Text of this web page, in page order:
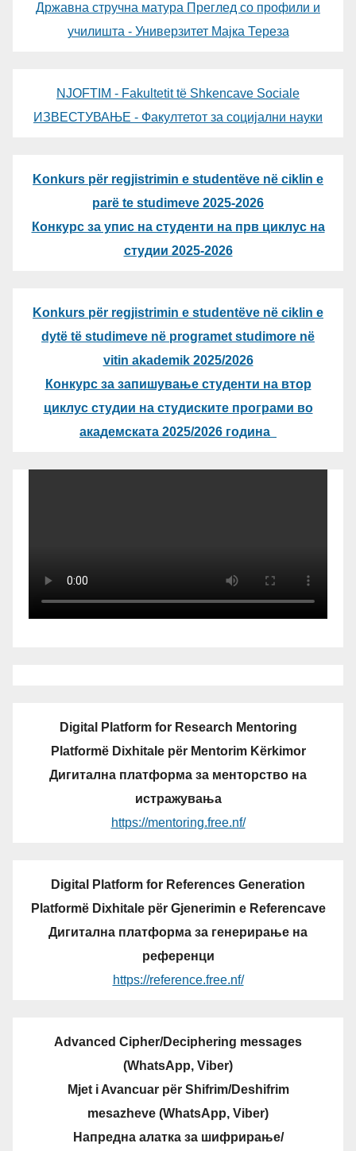
Државна стручна матура Преглед со профили и
училишта - Универзитет Мајка Тереза
NJOFTIM - Fakultetit të Shkencave Sociale
ИЗВЕСТУВАЊЕ - Факултетот за социјални науки
Konkurs për regjistrimin e studentëve në ciklin e
parë te studimeve 2025-2026
Конкурс за упис на студенти на прв циклус на
студии 2025-2026
Konkurs për regjistrimin e studentëve në ciklin e
dytë të studimeve në programet studimore në
vitin akademik 2025/2026
Конкурс за запишување студенти на втор
циклус студии на студиските програми во
академската 2025/2026 година
Digital Platform for Research Mentoring
Platformë Dixhitale për Mentorim Kërkimor
Дигитална платформа за менторство на
истражувања
https://mentoring.free.nf/
Digital Platform for References Generation
Platformë Dixhitale për Gjenerimin e Referencave
Дигитална платформа за генерирање на
референци
https://reference.free.nf/
Advanced Cipher/Deciphering messages
(WhatsApp, Viber)
Mjet i Avancuar për Shifrim/Deshifrim
mesazheve (WhatsApp, Viber)
Напредна алатка за шифрирање/